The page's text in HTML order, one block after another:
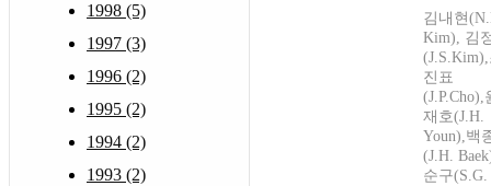
1998 (5)
1997 (3)
1996 (2)
1995 (2)
1994 (2)
1993 (2)
김내현
Kim), 김
진표
(J.P.Cho),
재호(J.H.
Youn),백
(J.H.
순구(S.G.